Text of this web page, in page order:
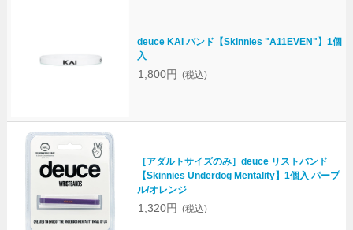
deuce KAI バンド【Skinnies "A11EVEN"】1個
入
1,800円 (税込)
［アダルトサイズのみ］deuce リストバンド
【Skinnies Underdog Mentality】1個入 パープ
ル/オレンジ
1,320円 (税込)